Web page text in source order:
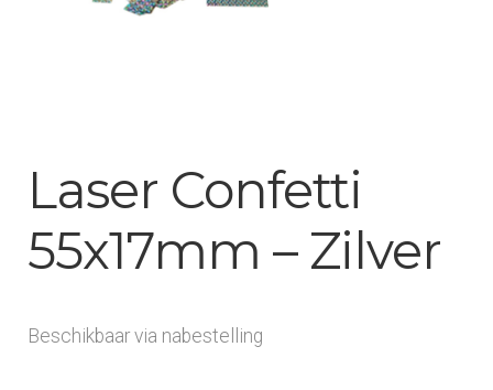
Laser Confetti
55x17mm – Zilver
Beschikbaar via nabestelling